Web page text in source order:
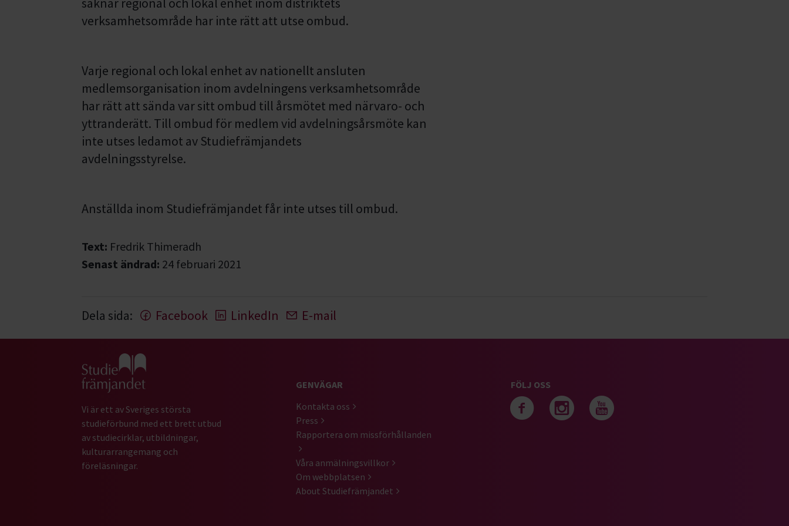
verksamhetsområde har inte rätt att utse ombud.
Varje regional och lokal enhet av nationellt ansluten
medlemsorganisation inom avdelningens verksamhetsområde
har rätt att sända var sitt ombud till årsmötet med närvaro- och
yttranderätt. Till ombud för medlem vid avdelningsårsmöte kan
inte utses ledamot av Studiefrämjandets
avdelningsstyrelse.
Anställda inom Studiefrämjandet får inte utses till ombud.
Text: Fredrik Thimeradh
Senast ändrad: 24 februari 2021
Dela sida: Facebook LinkedIn E-mail
Gå till studiefrämjandets startsida
Vi är ett av Sveriges största
studieförbund med ett brett utbud
av studiecirklar, utbildningar,
kulturarrangemang och
föreläsningar.
GENVÄGAR
Kontakta oss
Press
Rapportera om missförhållanden
Våra anmälningsvillkor
Om webbplatsen
About Studiefrämjandet
FÖLJ OSS
Följ oss på facebook
Följ oss på instagram
Följ oss på youtube